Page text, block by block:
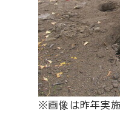
※画像は昨年実施